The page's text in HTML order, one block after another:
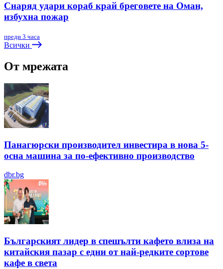
Снаряд удари кораб край бреговете на Оман,
избухна пожар
преди 3 часа
Всички
От мрежата
Панагюрски производител инвестира в нова 5-
осна машина за по-ефективно производство
dbr.bg
Българският лидер в спешълти кафето влиза на
китайския пазар с едни от най-редките сортове
кафе в света